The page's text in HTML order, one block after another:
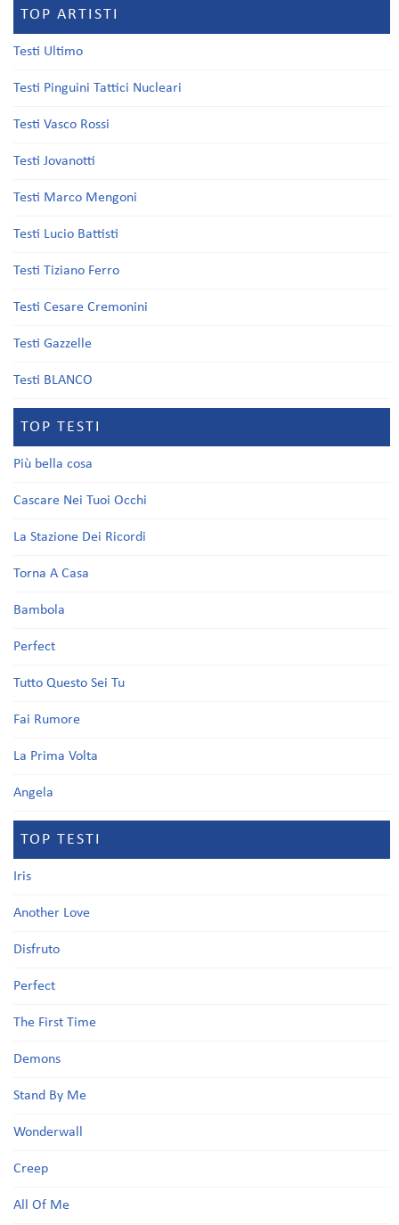
TOP ARTISTI
Testi Ultimo
Testi Pinguini Tattici Nucleari
Testi Vasco Rossi
Testi Jovanotti
Testi Marco Mengoni
Testi Lucio Battisti
Testi Tiziano Ferro
Testi Cesare Cremonini
Testi Gazzelle
Testi BLANCO
TOP TESTI
Più bella cosa
Cascare Nei Tuoi Occhi
La Stazione Dei Ricordi
Torna A Casa
Bambola
Perfect
Tutto Questo Sei Tu
Fai Rumore
La Prima Volta
Angela
TOP TESTI
Iris
Another Love
Disfruto
Perfect
The First Time
Demons
Stand By Me
Wonderwall
Creep
All Of Me